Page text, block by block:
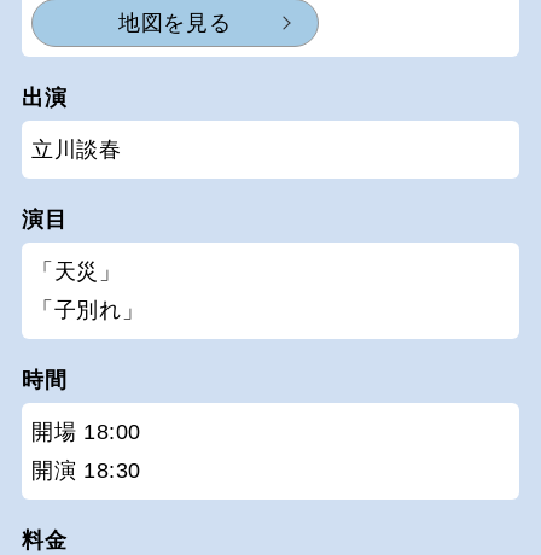
地図を見る
出演
立川談春
演目
「天災」
「子別れ」
時間
開場 18:00
開演 18:30
料金